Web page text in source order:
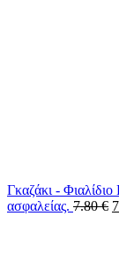
Γκαζάκι -
ασφαλείας. 7.80€